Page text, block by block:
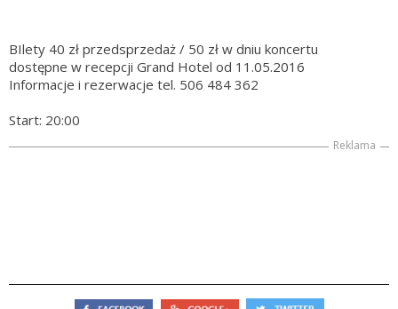
BIlety 40 zł przedsprzedaż / 50 zł w dniu koncertu
dostępne w recepcji Grand Hotel od 11.05.2016
Informacje i rezerwacje tel. 506 484 362
Start: 20:00
Reklama